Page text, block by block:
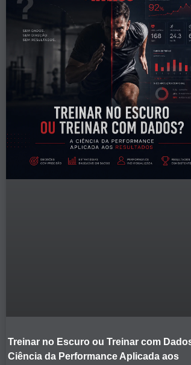
Treinar no Escuro ou Treinar com
Ciência da Performance Aplicada aos